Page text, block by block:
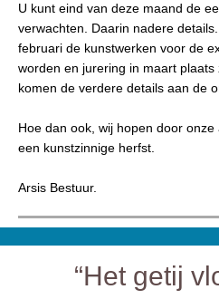
U kunt eind van deze maand de
verwachten. Daarin nadere
februari de kunstwerken voor de
worden en jurering in maart
komen de verdere details aan de
Hoe dan ook, wij hopen door
een kunstzinnige herfst.
Arsis Bestuur.
“Het getij